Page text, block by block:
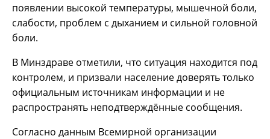
появлении высокой температуры, мышечной боли,
слабости, проблем с дыханием и сильной головной
боли.
В Минздраве отметили, что ситуация находится под
контролем, и призвали население доверять только
официальным источникам информации и не
распространять неподтверждённые сообщения.
Согласно данным Всемирной организации